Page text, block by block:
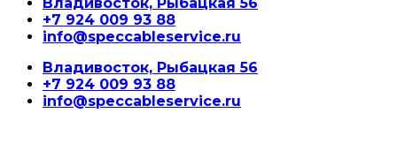
+7 924 009 93 88
info@speccableservice.ru
Владивосток, Рыбацкая 56
+7 924 009 93 88
info@speccableservice.ru